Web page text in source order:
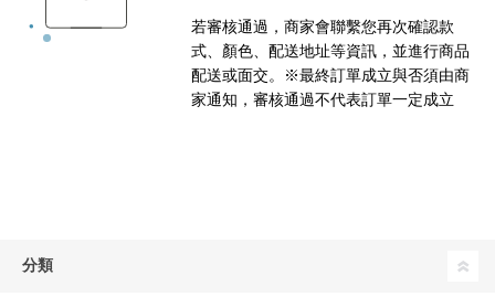
若審核通過，商家會聯繫您再次確認款
式、顏色、配送地址等資訊，並進行商品
配送或面交。※最終訂單成立與否須由商
家通知，審核通過不代表訂單一定成立
分類